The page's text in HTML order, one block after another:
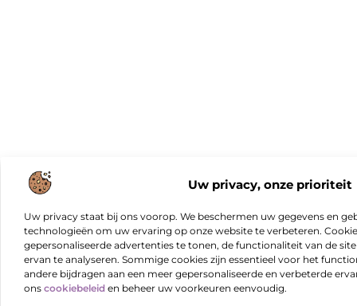
Uw privacy, onze prioriteit
Uw privacy staat bij ons voorop. We beschermen uw gegevens en
technologieën om uw ervaring op onze website te verbeteren.
gepersonaliseerde advertenties te tonen, de functionaliteit van de
ervan te analyseren. Sommige cookies zijn essentieel voor het
andere bijdragen aan een meer gepersonaliseerde en verbeterde
ons cookiebeleid en beheer uw voorkeuren eenvoudig.